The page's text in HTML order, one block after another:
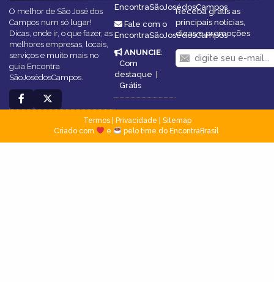
O melhor de São José dos
Campos num só lugar!
Dicas, onde ir, o que fazer, as
melhores empresas, locais,
serviços e muito mais no
guia Encontra
SãoJosédosCampos.
EncontraSãoJosédosCampos
Fale com o
EncontraSãoJosédosCampos
ANUNCIE:
Com
destaque |
Grátis
Receba grátis as
principais notícias,
dicas e promoções
Termos| Privacidade
Sitemap
Criado com
e pelo time do EncontraBrasil